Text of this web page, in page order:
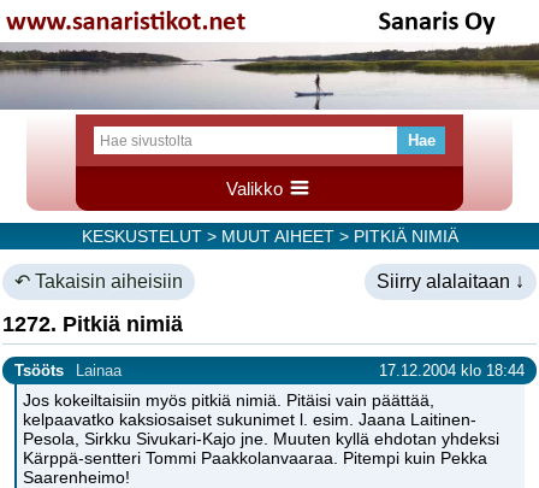
Valikko
KESKUSTELUT> MUUT AIHEET> PITKIÄ NIMIÄ
↶ Takaisin aiheisiin Siirry alalaitaan ↓
1272. Pitkiä nimiä
Tsööts Lainaa 17.12.2004 klo 18:44
Jos kokeiltaisiin myös pitkiä nimiä. Pitäisi vain päättää,
kelpaavatko kaksiosaiset sukunimet l. esim. Jaana Laitinen-
Pesola, Sirkku Sivukari-Kajo jne. Muuten kyllä ehdotan yhdeksi
Kärppä-sentteri Tommi Paakkolanvaaraa. Pitempi kuin Pekka
Saarenheimo!